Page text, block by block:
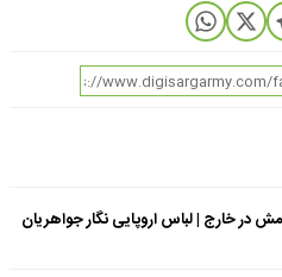
خارج | لباس اروپایی نگار جواهریان